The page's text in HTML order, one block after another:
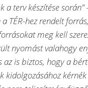
a terv készítése során”
TÉR-hez rendelt
meg kell
nyomást valahogy
az is biztos, hogy a
kidolgozásához